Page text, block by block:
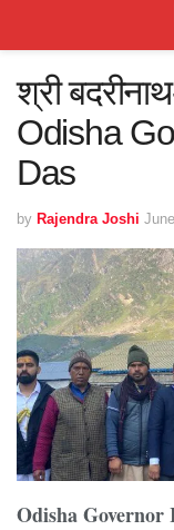
श्री
Odisha
Das
by Rajendra Joshi
Odisha